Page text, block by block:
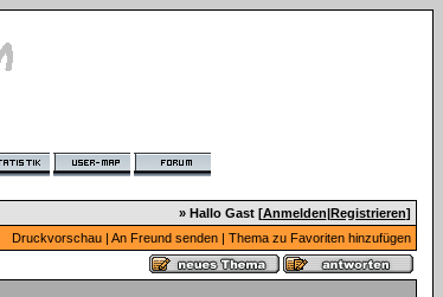
» Hallo Gast [Anmelden|Registrieren]
Druckvorschau| An Freund senden| Thema zu Favoriten hinzufügen